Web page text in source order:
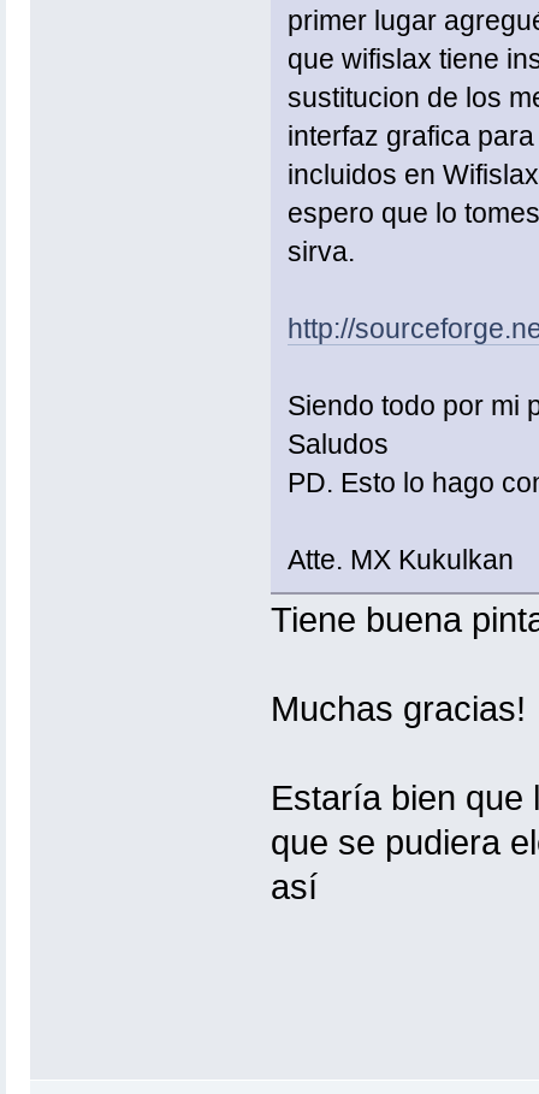
primer lugar
que wifislax tiene
sustitucion de los
interfaz grafica
incluidos en
espero que lo
sirva.
http://
Siendo todo por mi
Saludos
PD. Esto lo hago
Atte. MX Kukulkan
Tiene buena
Muchas gracias!
Estaría bien que
que se pudiera
así